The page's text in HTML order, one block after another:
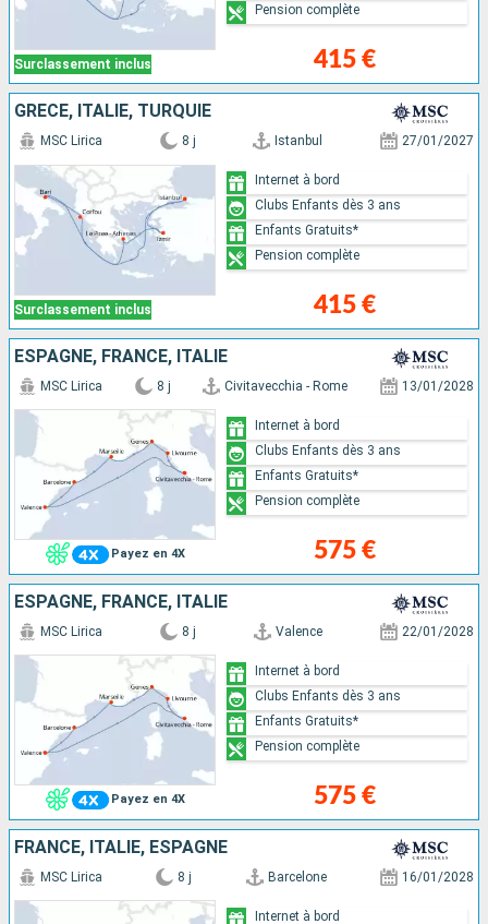
Surclassement inclus 415 €
Pension complète
GRÈCE, ITALIE, TURQUIE
Surclassement inclus
MSC Lirica 8 j Istanbul 27/01/2027
415 €
Internet à bord
Clubs Enfants dès 3 ans
Enfants Gratuits*
Pension complète
ESPAGNE, FRANCE, ITALIE
Payez en 4X
MSC Lirica 8 j Civitavecchia - Rome 13/01/2028
575 €
Internet à bord
Clubs Enfants dès 3 ans
Enfants Gratuits*
Pension complète
ESPAGNE, FRANCE, ITALIE
Payez en 4X
MSC Lirica 8 j Valence 22/01/2028
575 €
Internet à bord
Clubs Enfants dès 3 ans
Enfants Gratuits*
Pension complète
FRANCE, ITALIE, ESPAGNE
MSC Lirica 8 j Barcelone 16/01/2028
Internet à bord